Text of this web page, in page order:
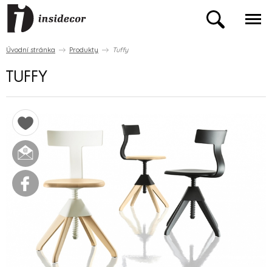
Úvodní stránka Produkty Tuffy
TUFFY